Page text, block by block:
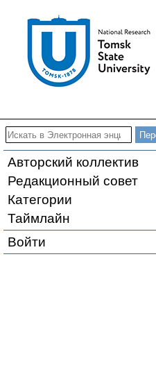
Авторский коллектив
Редакционный совет
Категории
Таймлайн
Войти